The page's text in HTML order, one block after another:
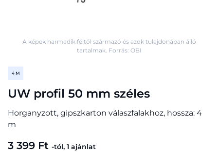
4 M
UW profil 50 mm széles
Horganyzott, gipszkarton válaszfalakhoz, hossza: 4
m
3 399 Ft -tól, 1 ajánlat
A képek harmadik féltől származó és azok tulajdonában álló
tartalmak. Forrás: OBI